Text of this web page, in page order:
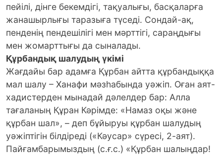
пейілі, дінге бекемдігі, тақуалығы, басқаларға
жанашырлығы таразыға түседі. Сондай-ақ,
пенденің пендешілігі мен мәрттігі, сараңдығы
мен жомарттығы да сыналады.
Құрбандық шалудың үкімі
Жағдайы бар адамға Құрбан айтта құрбандыққа
мал шалу – Ханафи мәзһабында уәжіп. Оған аят-
хадистерден мынадай дәлелдер бар: Алла
тағаланың Құран Кәрімде: «Намаз оқы және
құрбан шал», – деп бұйыруы құрбан шалудың
уәжіптігін білдіреді («Кәусар» сүресі, 2-аят).
Пайғамбарымыздың (с.ғ.с.) «Құрбан шалыңдар!